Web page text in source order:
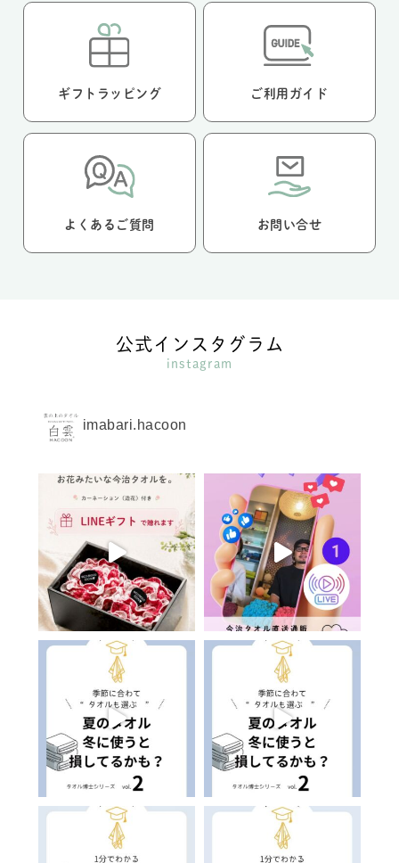
ギフトラッピング ご利用ガイド
よくあるご質問 お問い合せ
公式インスタグラム
instagram
imabari.hacoon